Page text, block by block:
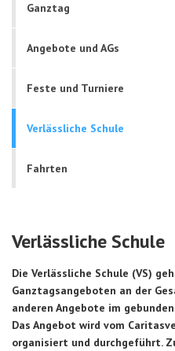
Ganztag
Angebote und AGs
Feste und Turniere
Verlässliche Schule
Fahrten
Verlässliche Schule
Die Verlässliche Schule (VS)
Ganztagsangeboten an der
anderen Angebote im
Das Angebot wird vom
organisiert und durchgeführt.